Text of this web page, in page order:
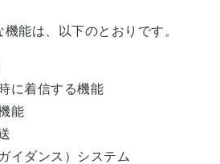
能は、以下のとおりです。
に着信する機能
能
イダンス）システム